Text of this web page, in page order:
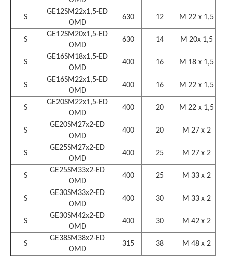
S
GE12SM22x1,5-ED
OMD
630 12 M 22 x 1,5
S
GE12SM20x1,5-ED
OMD
630 14 M 20x 1,5
S
GE16SM18x1,5-ED
OMD
400 16 M 18 x 1,5
S
GE16SM22x1,5-ED
OMD
400 16 M 22 x 1,5
S
GE20SM22x1,5-ED
OMD
400 20 M 22 x 1,5
S
GE20SM27x2-ED
OMD
400 20 M 27 x 2
S
GE25SM27x2-ED
OMD
400 25 M 27 x 2
S
GE25SM33x2-ED
OMD
400 25 M 33 x 2
S
GE30SM33x2-ED
OMD
400 30 M 33 x 2
S
GE30SM42x2-ED
OMD
400 30 M 42 x 2
S
GE38SM38x2-ED
OMD
315 38 M 48 x 2